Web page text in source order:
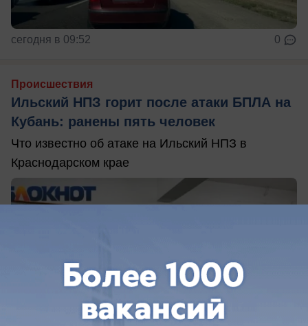
сегодня в 09:52 0
Происшествия
Ильский НПЗ горит после атаки БПЛА на
Кубань: ранены пять человек
Что известно об атаке на Ильский НПЗ в
Краснодарском крае